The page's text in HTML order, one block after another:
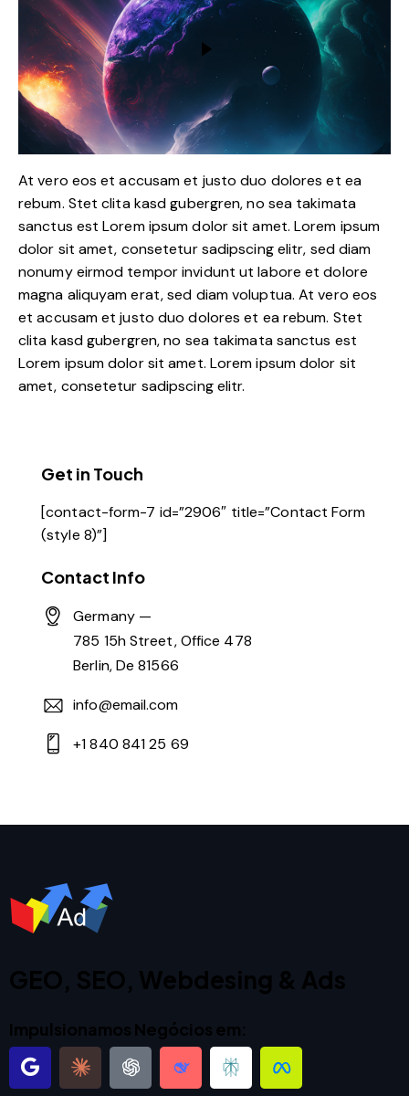
At vero eos et accusam et justo duo dolores et ea
rebum. Stet clita kasd gubergren, no sea takimata
sanctus est Lorem ipsum dolor sit amet. Lorem ipsum
dolor sit amet, consetetur sadipscing elitr, sed diam
nonumy eirmod tempor invidunt ut labore et dolore
magna aliquyam erat, sed diam voluptua. At vero eos
et accusam et justo duo dolores et ea rebum. Stet
clita kasd gubergren, no sea takimata sanctus est
Lorem ipsum dolor sit amet. Lorem ipsum dolor sit
amet, consetetur sadipscing elitr.
Get in Touch
[contact-form-7 id=”2906″ title=”Contact Form
(style 8)”]
Contact Info
Germany —
785 15h Street, Office 478
Berlin, De 81566
info@email.com
+1 840 841 25 69
GEO, SEO, Webdesing & Ads
Impulsionamos Negócios em: